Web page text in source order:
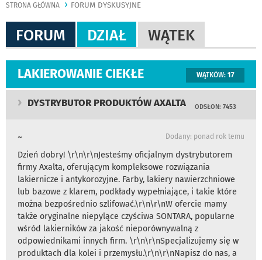
STRONA GŁÓWNA FORUM DYSKUSYJNE
FORUM DZIAŁ WĄTEK
LAKIEROWANIE CIEKŁE WĄTKÓW: 17
DYSTRYBUTOR PRODUKTÓW AXALTA ODSŁON: 7453
~ Dodany: ponad rok temu
Dzień dobry! \r\n\r\nJesteśmy oficjalnym dystrybutorem
firmy Axalta, oferującym kompleksowe rozwiązania
lakiernicze i antykorozyjne. Farby, lakiery nawierzchniowe
lub bazowe z klarem, podkłady wypełniające, i takie które
można bezpośrednio szlifować.\r\n\r\nW ofercie mamy
także oryginalne niepylące czyściwa SONTARA, popularne
wśród lakierników za jakość nieporównywalną z
odpowiednikami innych firm. \r\n\r\nSpecjalizujemy się w
produktach dla kolei i przemysłu.\r\n\r\nNapisz do nas, a